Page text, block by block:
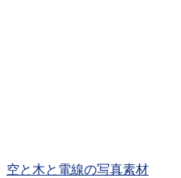
空と木と電線の写真素材